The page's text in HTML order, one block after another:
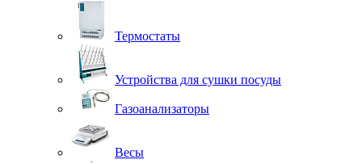
Термостаты
Устройства для сушки посуды
Газоанализаторы
Весы